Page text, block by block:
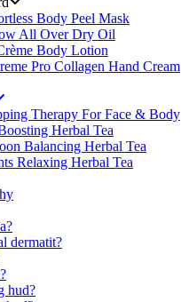
Body Peel Mask
All Over Dry Oil
Body Lotion
Pro Collagen Hand Cream
Therapy For Face & Body
Herbal Tea
Balancing Herbal Tea
Relaxing Herbal Tea
dermatit?
hud?